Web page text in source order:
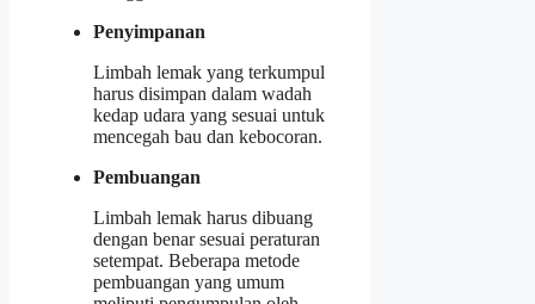
Penyimpanan
Limbah lemak yang terkumpul
harus disimpan dalam wadah
kedap udara yang sesuai untuk
mencegah bau dan kebocoran.
Pembuangan
Limbah lemak harus dibuang
dengan benar sesuai peraturan
setempat. Beberapa metode
pembuangan yang umum